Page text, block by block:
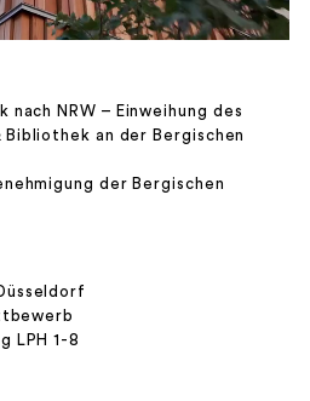
nach NRW – Einweihung des
Bibliothek an der Bergischen
der Bergischen
LPH 1-8